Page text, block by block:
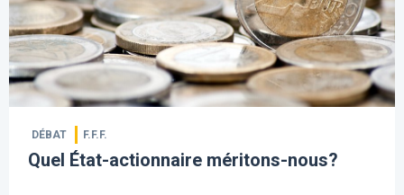
DÉBAT F.F.F.
Quel État-actionnaire méritons-nous?